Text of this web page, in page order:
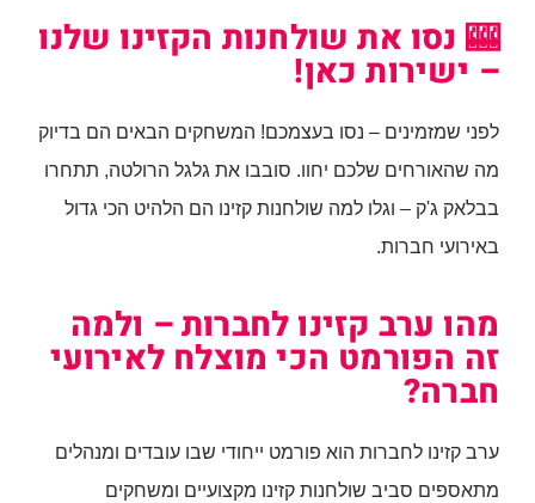
🎰 נסו את שולחנות הקזינו שלנו
– ישירות כאן!
לפני שמזמינים – נסו בעצמכם! המשחקים הבאים הם בדיוק
מה שהאורחים שלכם יחוו. סובבו את גלגל הרולטה, תתחרו
בבלאק ג'ק – וגלו למה שולחנות קזינו הם הלהיט הכי גדול
באירועי חברות.
מהו ערב קזינו לחברות – ולמה
זה הפורמט הכי מוצלח לאירועי
חברה?
ערב קזינו לחברות הוא פורמט ייחודי שבו עובדים ומנהלים
מתאספים סביב שולחנות קזינו מקצועיים ומשחקים